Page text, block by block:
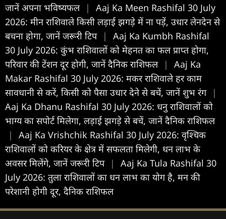
जानें अपना भविष्यफल |
Aaj Ka Meen Rashifal 30 July
2026: मीन राशिवाले किसी लड़ाई झगड़े में ना पड़ें, उधार लेनदेन से
बचना होगा, जानें जरूरी टिप |
Aaj Ka Kumbh Rashifal
30 July 2026: कुंभ राशिवालों को मेहनत का फल प्राप्त होगा,
परिवार की टेंशन दूर होगी, जानें दैनिक राशिफल |
Aaj Ka
Makar Rashifal 30 July 2026: मकर राशिवाले हर काम
सावधानी से करें, किसी को पैसा उधार देने से बचें, जानें शुभ रंग |
Aaj Ka Dhanu Rashifal 30 July 2026: धनु राशिवालों को
भाग्य का सपोर्ट मिलेगा, लड़ाई झगड़े से बचें, जानें दैनिक राशिफल
|
Aaj Ka Vrishchik Rashifal 30 July 2026: वृश्चिक
राशिवालों को करियर के क्षेत्र में सफलता मिलेगी, धन लाभ के
अवसर मिलेंगे, जानें जरूरी टिप |
Aaj Ka Tula Rashifal 30
July 2026: तुला राशिवालों का धन लाभ का योग है, मन की
परेशानी होगी दूर, दैनिक राशिफल